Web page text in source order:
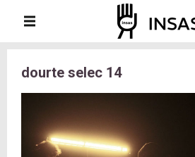
dourte selec 14